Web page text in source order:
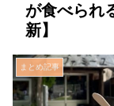
が食べられ
新】
まとめ記事